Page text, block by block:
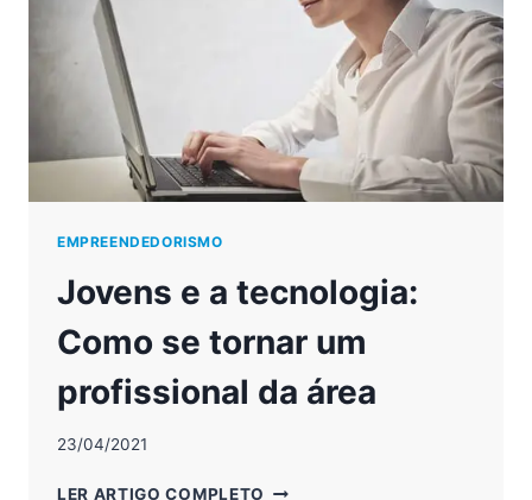
EMPREENDEDORISMO
Jovens e a tecnologia:
Como se tornar um
profissional da área
23/04/2021
LER ARTIGO COMPLETO JOVENS